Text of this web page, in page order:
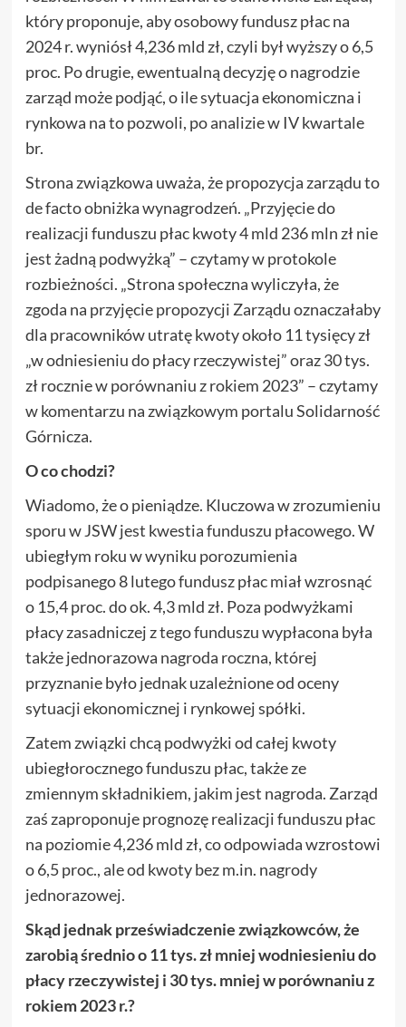
który proponuje, aby osobowy fundusz płac na
2024 r. wyniósł 4,236 mld zł, czyli był wyższy o 6,5
proc. Po drugie, ewentualną decyzję o nagrodzie
zarząd może podjąć, o ile sytuacja ekonomiczna i
rynkowa na to pozwoli, po analizie w IV kwartale
br.
Strona związkowa uważa, że propozycja zarządu to
de facto obniżka wynagrodzeń. „Przyjęcie do
realizacji funduszu płac kwoty 4 mld 236 mln zł nie
jest żadną podwyżką” – czytamy w protokole
rozbieżności. „Strona społeczna wyliczyła, że
zgoda na przyjęcie propozycji Zarządu oznaczałaby
dla pracowników utratę kwoty około 11 tysięcy zł
„w odniesieniu do płacy rzeczywistej” oraz 30 tys.
zł rocznie w porównaniu z rokiem 2023” – czytamy
w komentarzu na związkowym portalu Solidarność
Górnicza.
O co chodzi?
Wiadomo, że o pieniądze. Kluczowa w zrozumieniu
sporu w JSW jest kwestia funduszu płacowego. W
ubiegłym roku w wyniku porozumienia
podpisanego 8 lutego fundusz płac miał wzrosnąć
o 15,4 proc. do ok. 4,3 mld zł. Poza podwyżkami
płacy zasadniczej z tego funduszu wypłacona była
także jednorazowa nagroda roczna, której
przyznanie było jednak uzależnione od oceny
sytuacji ekonomicznej i rynkowej spółki.
Zatem związki chcą podwyżki od całej kwoty
ubiegłorocznego funduszu płac, także ze
zmiennym składnikiem, jakim jest nagroda. Zarząd
zaś zaproponuje prognozę realizacji funduszu płac
na poziomie 4,236 mld zł, co odpowiada wzrostowi
o 6,5 proc., ale od kwoty bez m.in. nagrody
jednorazowej.
Skąd jednak przeświadczenie związkowców, że
zarobią średnio o 11 tys. zł mniej wodniesieniu do
płacy rzeczywistej i 30 tys. mniej w porównaniu z
rokiem 2023 r.?